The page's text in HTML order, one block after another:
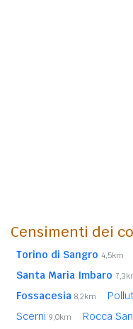
Censimenti dei
Torino di Sangro 4,5km
Santa Maria Imbaro
Fossacesia 8,2km
Scerni 9,0km Rocca